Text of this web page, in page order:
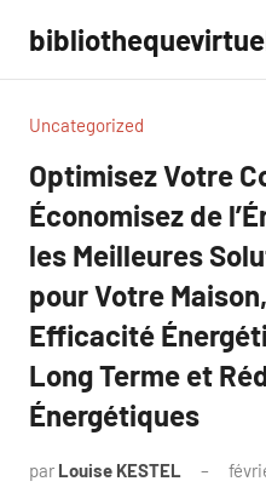
contenu
Uncategorized
Optimisez Votre
Économisez de
les Meilleures
pour Votre
Efficacité
Long Terme et
Énergétiques
par Louise KESTEL